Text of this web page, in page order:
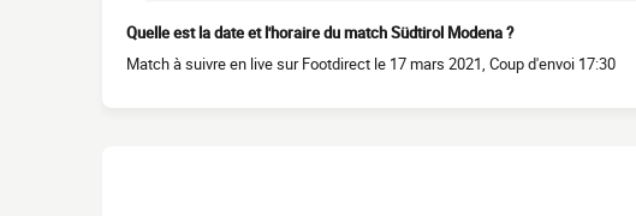
Quelle est la date et l'horaire du match Südtirol Modena ?
Match à suivre en live sur Footdirect le 17 mars 2021, Coup d'envoi 17:30